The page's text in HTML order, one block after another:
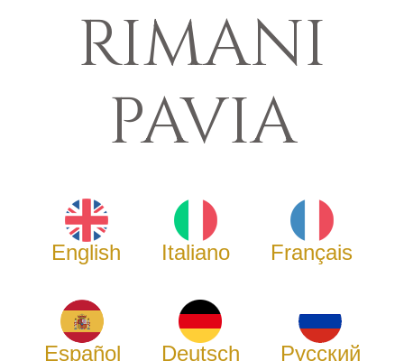
RIMANI
PAVIA
English Italiano Français
Español Deutsch Русский